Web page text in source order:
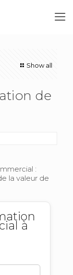
Show all
de
:
la valeur de
à